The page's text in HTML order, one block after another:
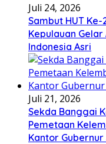
Juli 24, 2026
Sambut HUT
Kepulauan
Indonesia Asri
Juli 21, 2026
Sekda Banggai
Pemetaan
Kantor Gubernur